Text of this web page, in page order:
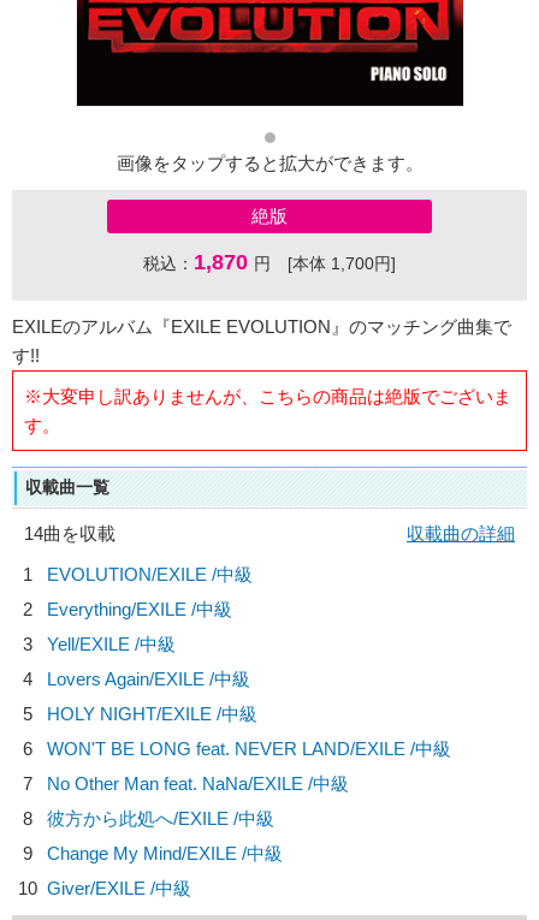
画像をタップすると拡大ができます。
絶版
税込： 1,870 円 [本体 1,700円]
EXILEのアルバム『EXILE EVOLUTION』のマッチング曲集で
す!!
※大変申し訳ありませんが、こちらの商品は絶版でございま
す。
収載曲一覧
14曲を収載
収載曲の詳細
1
EVOLUTION/EXILE /中級
2
Everything/EXILE /中級
3
Yell/EXILE /中級
4
Lovers Again/EXILE /中級
5
HOLY NIGHT/EXILE /中級
6
WON'T BE LONG feat. NEVER LAND/EXILE /中級
7
No Other Man feat. NaNa/EXILE /中級
8
彼方から此処へ/EXILE /中級
9
Change My Mind/EXILE /中級
10 Giver/EXILE /中級